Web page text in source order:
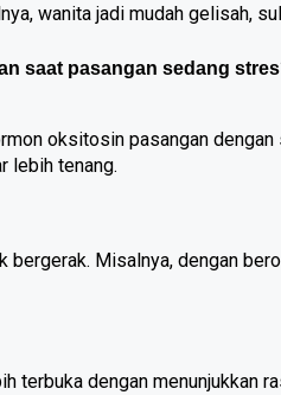
wanita jadi mudah gelisah,
saat pasangan sedang
oksitosin pasangan
lebih tenang.
bergerak. Misalnya, dengan
terbuka dengan menunjukkan